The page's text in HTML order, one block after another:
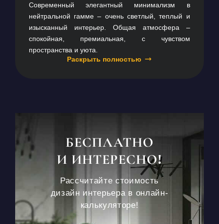
Современный элегантный минимализм в
нейтральной гамме – очень светлый, теплый и
изысканный интерьер. Общая атмосфера –
спокойная, премиальная, с чувством
пространства и уюта.
Раскрыть полностью
БЕСПЛАТНО
И ИНТЕРЕСНО!
Рассчитайте стоимость
дизайн интерьера в онлайн-
калькуляторе!